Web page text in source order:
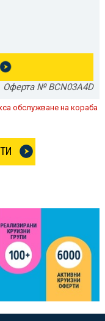
Оферта № BCN03A4D
обслужване на кораба